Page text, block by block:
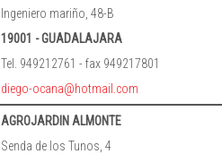
Ingeniero mariño, 48-B
19001 - GUADALAJARA
Tel. 949212761 - fax 949217801
diego-ocana@hotmail.com
AGROJARDIN ALMONTE
Senda de los Tunos, 4